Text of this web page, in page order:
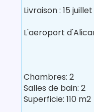
Livraison : 15
L'aeroport
Chambres: 2
Salles de bain: 2
Superficie: 110 m2